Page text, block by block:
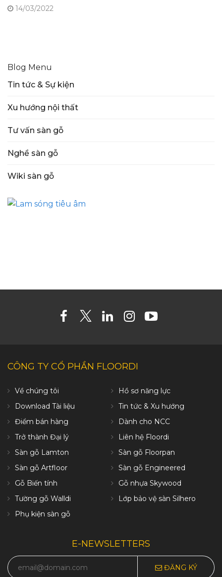
14/03/2022
Blog Menu
Tin tức & Sự kiện
Xu hướng nội thất
Tư vấn sàn gỗ
Nghề sàn gỗ
Wiki sàn gỗ
CÔNG TY CỔ PHẦN FLOORDI
Về chúng tôi
Hồ sơ năng lực
Download Tài liệu
Tin tức & Xu hướng
Điểm bán hàng
Dành cho NCC
Trở thành Đại lý
Liên hệ Floordi
Sàn gỗ Lamton
Sàn gỗ Floorpan
Sàn gỗ Artfloor
Sàn gỗ Engineered
Gỗ Biến tính
Gỗ nhựa Skywood
Tường gỗ Walldi
Lớp bảo vệ sàn Silhero
Phụ kiện sàn gỗ
E-NEWSLETTERS
ĐĂNG KÝ